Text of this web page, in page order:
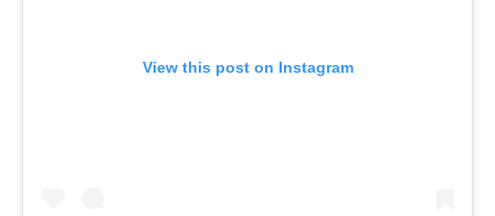
View this post on Instagram